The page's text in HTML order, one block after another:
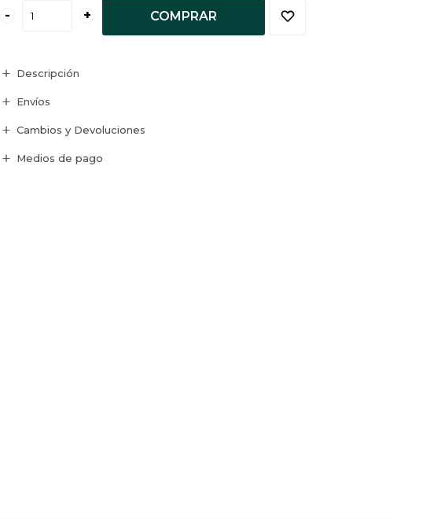
- + COMPRAR
Descripción
Envíos
Cambios y Devoluciones
Medios de pago